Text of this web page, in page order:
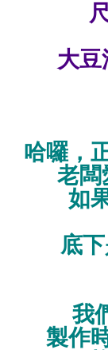
大
哈囉，
老闆
如
底
我
製作